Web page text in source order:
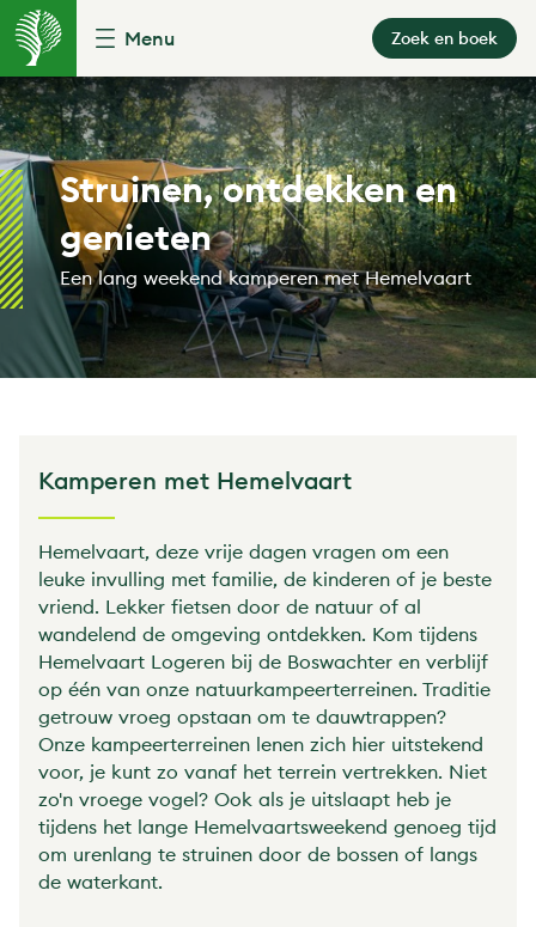
Menu Zoek en boek
Struinen, ontdekken en
genieten
Een lang weekend kamperen met Hemelvaart
Kamperen met Hemelvaart
Hemelvaart, deze vrije dagen vragen om een
leuke invulling met familie, de kinderen of je beste
vriend. Lekker fietsen door de natuur of al
wandelend de omgeving ontdekken. Kom tijdens
Hemelvaart Logeren bij de Boswachter en verblijf
op één van onze natuurkampeerterreinen. Traditie
getrouw vroeg opstaan om te dauwtrappen?
Onze kampeerterreinen lenen zich hier uitstekend
voor, je kunt zo vanaf het terrein vertrekken. Niet
zo'n vroege vogel? Ook als je uitslaapt heb je
tijdens het lange Hemelvaartsweekend genoeg tijd
om urenlang te struinen door de bossen of langs
de waterkant.